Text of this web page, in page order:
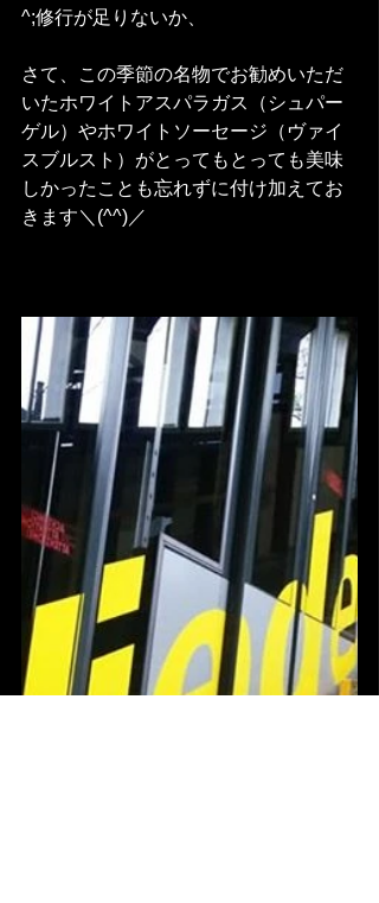
^;修行が足りないか、
さて、この季節の名物でお勧めいただ
いたホワイトアスパラガス（シュパー
ゲル）やホワイトソーセージ（ヴァイ
スブルスト）がとってもとっても美味
しかったことも忘れずに付け加えてお
きます＼(^^)／